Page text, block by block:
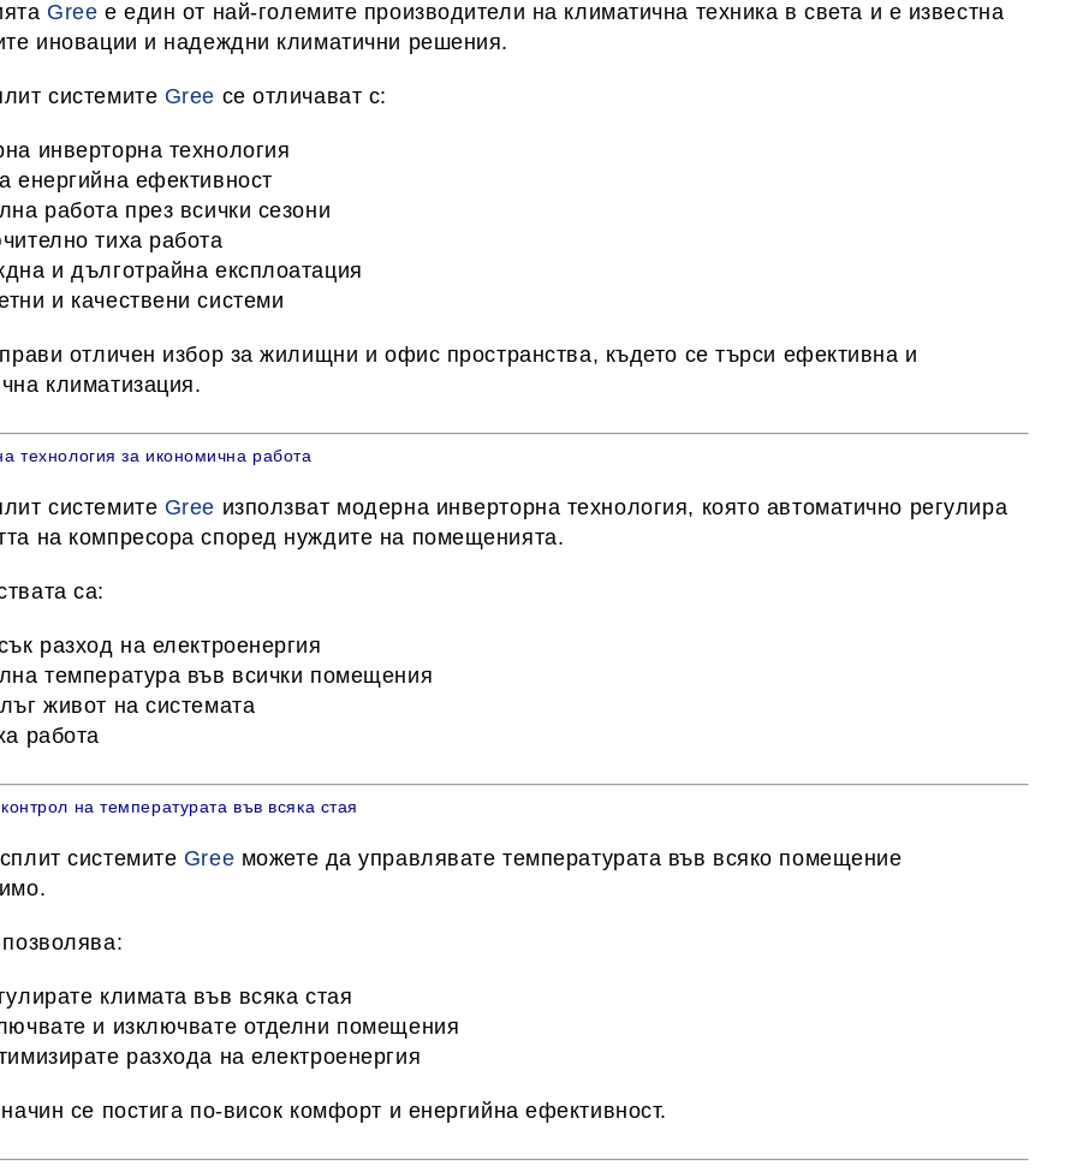
Gree е един от най-големите производители на климатична техника в света и е известна
иновации и надеждни климатични решения.
системите Gree се отличават с:
инверторна технология
енергийна ефективност
работа през всички сезони
тиха работа
и дълготрайна експлоатация
и качествени системи
отличен избор зажилищни и офис пространства, където се търси ефективна и
климатизация.
технология за икономична работа
системите Gree използват модерна инверторна технология, която автоматично регулира
на компресора според нуждите на помещенията.
са:
разход на електроенергия
температура във всички помещения
живот на системата
работа
на температурата във всяка стая
системите Gree можете да управляватетемпературата във всяко помещение
.
климата във всяка стая
и изключвате отделни помещения
разхода на електроенергия
се постига по-висок комфорт и енергийна ефективност.